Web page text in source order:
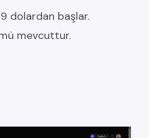
dolardan başlar.
mevcuttur.